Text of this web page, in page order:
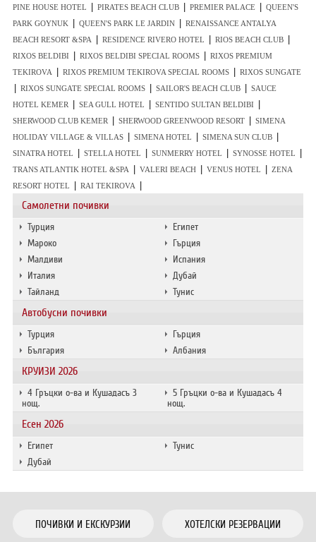
Самолетни почивки
Турция
Египет
Мароко
Гърция
Малдиви
Испания
Италия
Дубай
Тайланд
Тунис
Автобусни почивки
Турция
Гърция
България
Албания
КРУИЗИ 2026
4 Гръцки о-ва и Кушадасъ 3
нощ.
5 Гръцки о-ва и Кушадасъ 4
нощ.
Есен 2026
Египет
Тунис
Дубай
PINE HOUSE HOTEL | PIRATES BEACH CLUB | PREMIER PALACE | QUEEN'S
PARK GOYNUK
| QUEEN'S PARK LE JARDIN | RENAISSANCE ANTALYA
BEACH RESORT &SPA
| RESIDENCE RIVERO HOTEL | RIOS BEACH CLUB |
RIXOS BELDIBI | RIXOS BELDIBI SPECIAL ROOMS | RIXOS PREMIUM
TEKIROVA
| RIXOS PREMIUM TEKIROVA SPECIAL ROOMS | RIXOS SUNGATE
| RIXOS SUNGATE SPECIAL ROOMS | SAILOR'S BEACH CLUB | SAUCE
HOTEL KEMER
| SEA GULL HOTEL | SENTIDO SULTAN BELDIBI |
SHERWOOD CLUB KEMER | SHERWOOD GREENWOOD RESORT | SIMENA
HOLIDAY VILLAGE & VILLAS | SIMENA HOTEL | SIMENA SUN CLUB |
SINATRA HOTEL | STELLA HOTEL | SUNMERRY HOTEL | SYNOSSE HOTEL |
TRANS ATLANTIK HOTEL &SPA | VALERI BEACH | VENUS HOTEL | ZENA
RESORT HOTEL
| RAI TEKIROVA |
ПОЧИВКИ И ЕКСКУРЗИИ ХОТЕЛСКИ РЕЗЕРВАЦИИ